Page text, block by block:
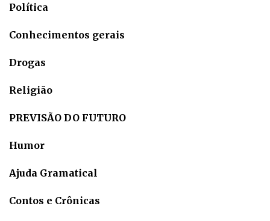
Política
Conhecimentos gerais
Drogas
Religião
PREVISÃO DO FUTURO
Humor
Ajuda Gramatical
Contos e Crônicas